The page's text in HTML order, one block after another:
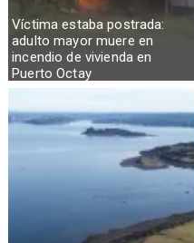
Víctima estaba postrada:
adulto mayor muere en
incendio de vivienda en
Puerto Octay